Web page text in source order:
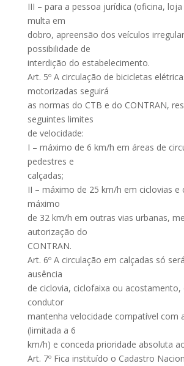
III – para a pessoa jurídica (oficina,
multa em
dobro, apreensão dos veículos
possibilidade de
interdição do estabelecimento.
Art. 5º A circulação de bicicletas
motorizadas seguirá
as normas do CTB e do CONTRAN,
seguintes limites
de velocidade:
I – máximo de 6 km/h em áreas de
pedestres e
calçadas;
II – máximo de 25 km/h em ciclovias e
máximo
de 32 km/h em outras vias urbanas,
autorização do
CONTRAN.
Art. 6º A circulação em calçadas só
ausência
de ciclovia, ciclofaixa ou acostamento,
condutor
mantenha velocidade compatível com
(limitada a 6
km/h) e conceda prioridade absoluta
Art. 7º Fica instituído o Cadastro